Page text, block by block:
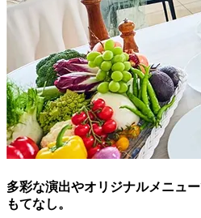
多彩な演出やオリジナルメニュー
もてなし。